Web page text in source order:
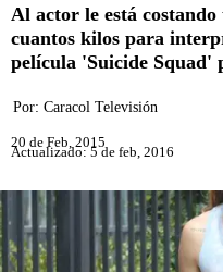
Al actor le está
cuantos kilos para
película 'Suicide Squad'
Por: Caracol Televisión
20 de Feb, 2015
Actualizado: 5 de feb, 2016